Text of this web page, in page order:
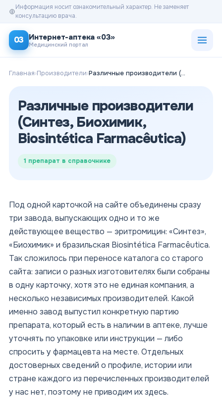
Информация носит ознакомительный характер. Не заменяет
консультацию врача.
03 Интернет-аптека «03»
Медицинский портал
Главная›Производители› Различные производители (Синтез, Биохимик, Biosintética Farmacêutica)
Различные производители
(Синтез, Биохимик,
Biosintética Farmacêutica)
1 препарат в справочнике
Под одной карточкой на сайте объединены сразу
три завода, выпускающих одно и то же
действующее вещество — эритромицин: «Синтез»,
«Биохимик» и бразильская Biosintética Farmacêutica.
Так сложилось при переносе каталога со старого
сайта: записи о разных изготовителях были собраны
в одну карточку, хотя это не единая компания, а
несколько независимых производителей. Какой
именно завод выпустил конкретную партию
препарата, который есть в наличии в аптеке, лучше
уточнять по упаковке или инструкции — либо
спросить у фармацевта на месте. Отдельных
достоверных сведений о профиле, истории или
стране каждого из перечисленных производителей
у нас нет, поэтому не приводим их здесь.